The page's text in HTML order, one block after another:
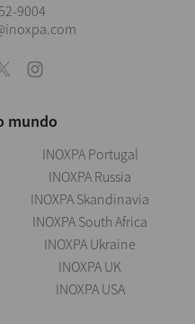
9004
mundo
INOXPA Portugal
INOXPA Russia
INOXPA Skandinavia
INOXPA South Africa
INOXPA Ukraine
INOXPA UK
INOXPA USA